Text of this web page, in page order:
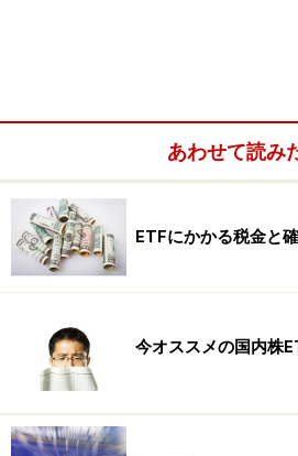
株式のメリット、それぞれの良さ
れもの。さらに、目安となるさま
ように運用されているので、価格
ャッチしやすいという点も見逃せ
あわせて読み
ETFにかかる税金と
今オススメの国内株